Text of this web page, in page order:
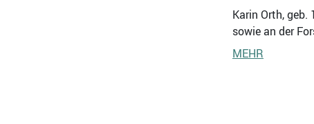
Karin Orth,
sowie an der
MEHR